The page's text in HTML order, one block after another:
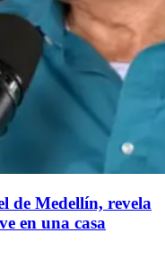
de Medellín, revela
en una casa